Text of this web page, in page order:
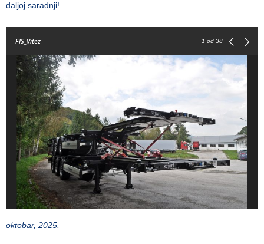
daljoj saradnji!
FIS_Vitez 1 od 38
oktobar, 2025.